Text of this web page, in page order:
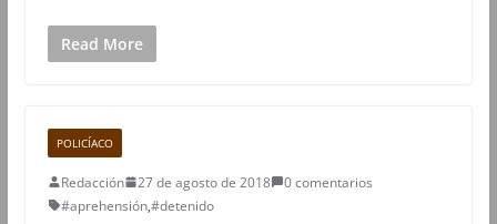
Read More
POLICÍACO
Redacción 27 de agosto de 2018
0 comentarios
#aprehensión,#detenido